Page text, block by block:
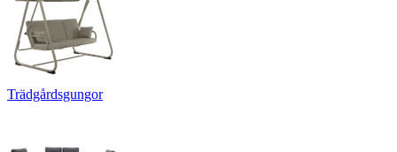
Trädgårdsgungor